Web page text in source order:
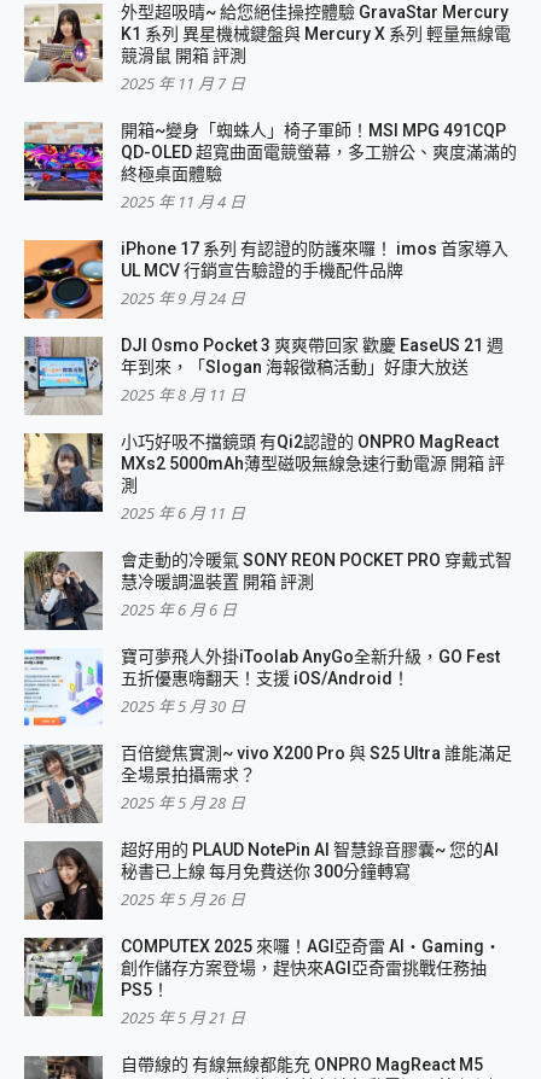
外型超吸晴~ 給您絕佳操控體驗 GravaStar Mercury
K1 系列 異星機械鍵盤與 Mercury X 系列 輕量無線電
競滑鼠 開箱 評測
2025 年 11 月 7 日
開箱~變身「蜘蛛人」椅子軍師！MSI MPG 491CQP
QD-OLED 超寬曲面電競螢幕，多工辦公、爽度滿滿的
終極桌面體驗
2025 年 11 月 4 日
iPhone 17 系列 有認證的防護來囉！ imos 首家導入
UL MCV 行銷宣告驗證的手機配件品牌
2025 年 9 月 24 日
DJI Osmo Pocket 3 爽爽帶回家 歡慶 EaseUS 21 週
年到來，「Slogan 海報徵稿活動」好康大放送
2025 年 8 月 11 日
小巧好吸不擋鏡頭 有Qi2認證的 ONPRO MagReact
MXs2 5000mAh薄型磁吸無線急速行動電源 開箱 評
測
2025 年 6 月 11 日
會走動的冷暖氣 SONY REON POCKET PRO 穿戴式智
慧冷暖調溫裝置 開箱 評測
2025 年 6 月 6 日
寶可夢飛人外掛iToolab AnyGo全新升級，GO Fest
五折優惠嗨翻天！支援 iOS/Android！
2025 年 5 月 30 日
百倍變焦實測~ vivo X200 Pro 與 S25 Ultra 誰能滿足
全場景拍攝需求？
2025 年 5 月 28 日
超好用的 PLAUD NotePin AI 智慧錄音膠囊~ 您的AI
秘書已上線 每月免費送你 300分鐘轉寫
2025 年 5 月 26 日
COMPUTEX 2025 來囉！AGI亞奇雷 AI・Gaming・
創作儲存方案登場，趕快來AGI亞奇雷挑戰任務抽
PS5！
2025 年 5 月 21 日
自帶線的 有線無線都能充 ONPRO MagReact M5